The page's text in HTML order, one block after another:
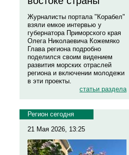
Журналисты портала "Корабел"
взяли емкое интервью у
губернатора Приморского края
Олега Николаевича Кожемяко
Глава региона подробно
поделился своим видением
развития морских отраслей
региона и включении молодежи
в эти проекты.
статьи раздела
Регион сегодня
21 Мая 2026, 13:25